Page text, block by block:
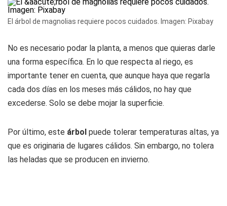
El árbol de magnolias requiere pocos cuidados. Imagen: Pixabay
No es necesario podar la planta, a menos que quieras darle
una forma específica. En lo que respecta al riego, es
importante tener en cuenta, que aunque haya que regarla
cada dos días en los meses más cálidos, no hay que
excederse. Solo se debe mojar la superficie.
Por último, este árbol puede tolerar temperaturas altas, ya
que es originaria de lugares cálidos. Sin embargo, no tolera
las heladas que se producen en invierno.